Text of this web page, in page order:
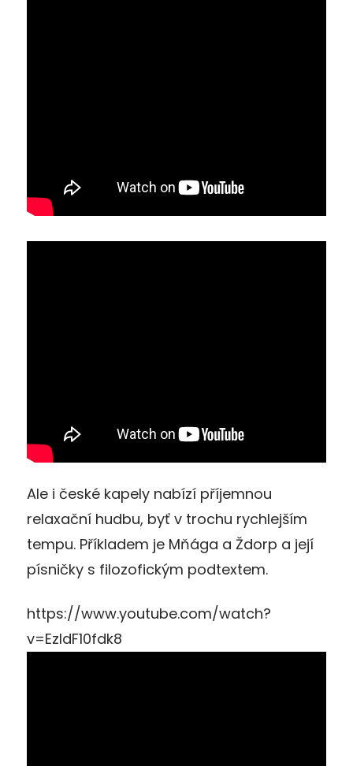
Ale i české kapely nabízí příjemnou
relaxační hudbu, byť v trochu rychlejším
tempu. Příkladem je Mňága a Ždorp a její
písničky s filozofickým podtextem.
https://www.youtube.com/watch?
v=EzldF10fdk8